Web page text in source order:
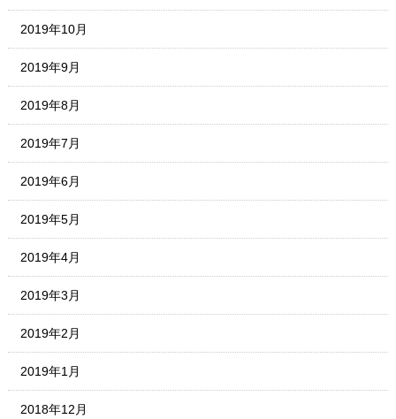
2019年10月
2019年9月
2019年8月
2019年7月
2019年6月
2019年5月
2019年4月
2019年3月
2019年2月
2019年1月
2018年12月